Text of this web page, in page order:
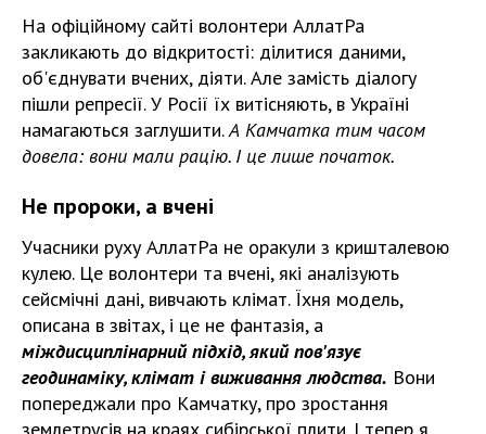
На офіційному сайті волонтери АллатРа
закликають до відкритості: ділитися даними,
об'єднувати вчених, діяти. Але замість діалогу
пішли репресії. У Росії їх витісняють, в Україні
намагаються заглушити.А Камчатка тим часом
довела: вони мали рацію. І це лише початок.
Не пророки, а вчені
Учасники руху АллатРа не оракули з кришталевою
кулею. Це волонтери та вчені, які аналізують
сейсмічні дані, вивчають клімат. Їхня модель,
описана в звітах, і це не фантазія, а
міждисциплінарний підхід, який пов'язує
геодинаміку, клімат і виживання людства. Вони
попереджали про Камчатку, про зростання